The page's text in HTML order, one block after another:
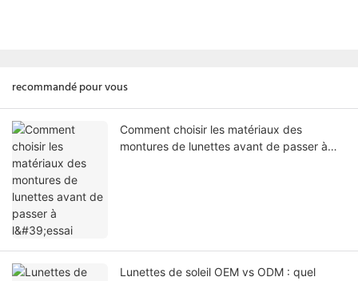
recommandé pour vous
Comment choisir les matériaux des
montures de lunettes avant de passer à
Lunettes de soleil OEM vs ODM : quel